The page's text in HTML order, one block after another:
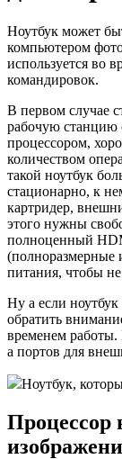
Ноутбук может
компьютером
используется во
командировок.
В первом случае
рабочую станцию
процессором,
количеством
такой ноутбук
стационарно, к
картридер,
этого нужны
полноценный
(полноразмерные
питания, чтобы
Ну а если ноутбук
обратить
временем работы.
а портов для
Ноутбук,
Процессор